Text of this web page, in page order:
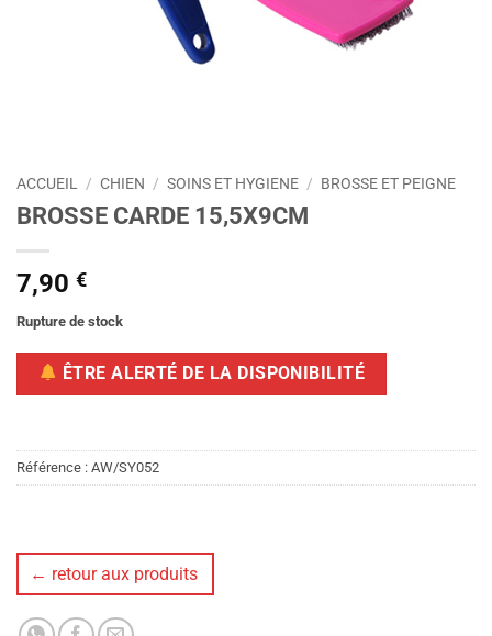
ACCUEIL / CHIEN / SOINS ET HYGIENE / BROSSE ET PEIGNE
BROSSE CARDE 15,5X9CM
7,90 €
Rupture de stock
ÊTRE ALERTÉ DE LA DISPONIBILITÉ
Référence : AW/SY052
← retour aux produits